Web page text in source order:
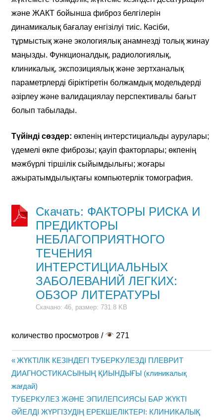
және ЖАКТ бойынша фиброз белгілерін
динамикалық бағалау енгізілуі тиіс. Кәсіби,
тұрмыстық және экологиялық анамнезді толық жинау
маңызды. Функционалдық, радиологиялық,
клиникалық, экспозициялық және зертханалық
параметрлерді біріктіретін болжамдық модельдерді
әзірлеу және валидациялау перспективалы бағыт
болып табылады.
Түйінді сөздер: өкпенің интерстициальды аурулары;
үдемелі өкпе фиброзы; қауіп факторлары; өкпенің
мәжбүрлі тіршілік сыйымдылығы; жоғары
ажыратымдылықтағы компьютерлік томография.
Скачать: ФАКТОРЫ РИСКА И
ПРЕДИКТОРЫ
НЕБЛАГОПРИЯТНОГО
ТЕЧЕНИЯ
ИНТЕРСТИЦИАЛЬНЫХ
ЗАБОЛЕВАНИЙ ЛЕГКИХ:
ОБЗОР ЛИТЕРАТУРЫ
Скачано: 46, размер: 731.8 KB
количество просмотров / 271
Жазба
навигациясы
Previous
Post:
ЖҮКТІЛІК КЕЗІНДЕГІ ТУБЕРКУЛЕЗДІ ПЛЕВРИТ
ДИАГНОСТИКАСЫНЫҢ ҚИЫНДЫҒЫ (клиникалық
жағдай)
Next
Post:
ТУБЕРКУЛЕЗ ЖӘНЕ ЭПИЛЕПСИЯСЫ БАР ЖҮКТІ
ӘЙЕЛДІ ЖҮРГІЗУДІҢ ЕРЕКШЕЛІКТЕРІ: КЛИНИКАЛЫҚ